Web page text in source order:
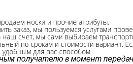
носки и прочие атрибуты.
заказ, мы пользуемся услугами
наш счет, мы сами выбираем
по срокам и стоимости вариант.
удобным для вас способом.
получателю в момент